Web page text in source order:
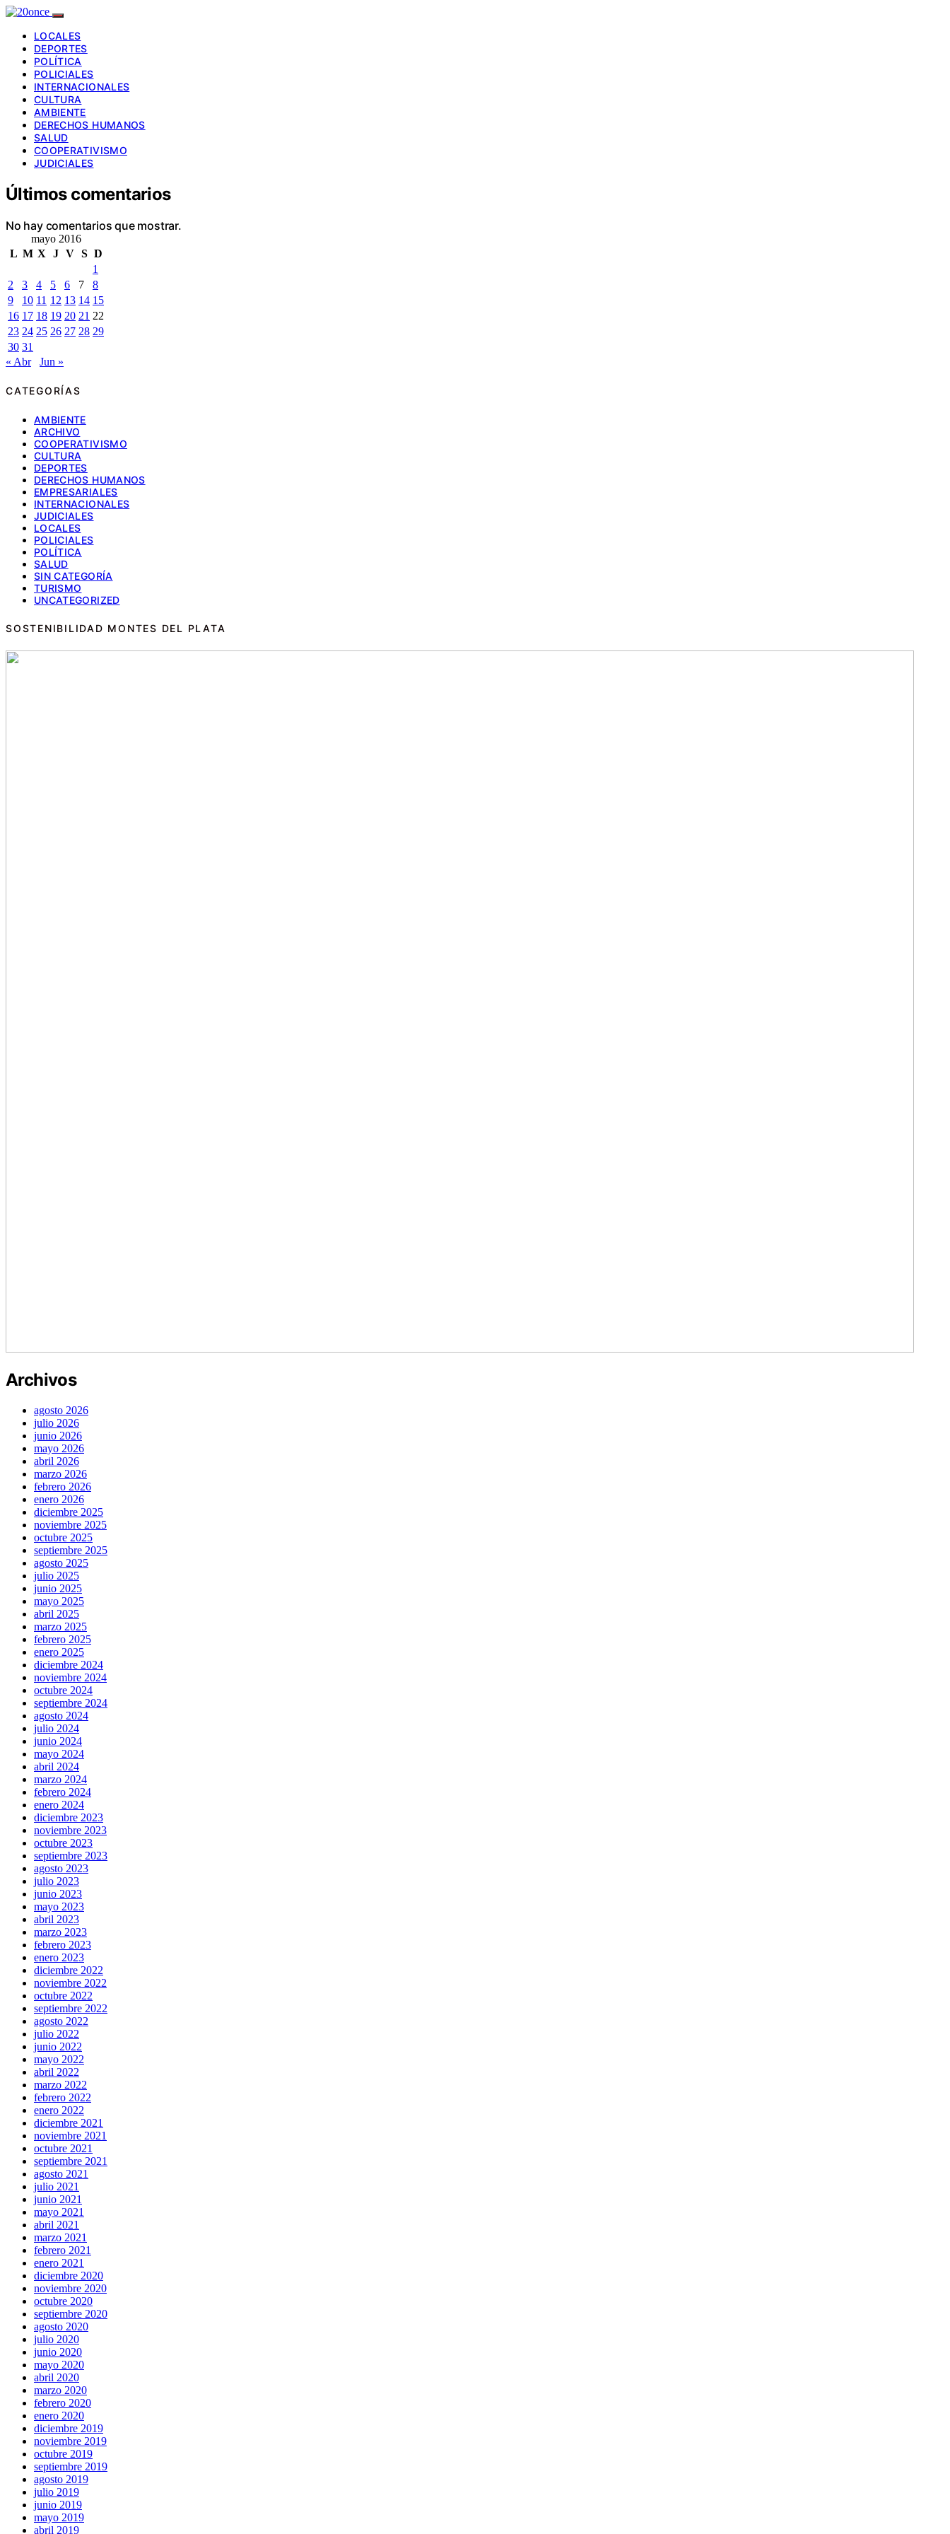
LOCALES
DEPORTES
POLÍTICA
POLICIALES
INTERNACIONALES
CULTURA
AMBIENTE
DERECHOS HUMANOS
SALUD
COOPERATIVISMO
JUDICIALES
Últimos comentarios
No hay comentarios que mostrar.
mayo 2016
L M X J V S D
1
2
3 4 5 6 7
8
9
10 11 12 13 14 15
16 17 18 19 20 21 22
23 24 25 26 27 28 29
30 31
« Abr
Jun »
CATEGORÍAS
AMBIENTE
ARCHIVO
COOPERATIVISMO
CULTURA
DEPORTES
DERECHOS HUMANOS
EMPRESARIALES
INTERNACIONALES
JUDICIALES
LOCALES
POLICIALES
POLÍTICA
SALUD
SIN CATEGORÍA
TURISMO
UNCATEGORIZED
SOSTENIBILIDAD MONTES DEL PLATA
Archivos
agosto 2026
julio 2026
junio 2026
mayo 2026
abril 2026
marzo 2026
febrero 2026
enero 2026
diciembre 2025
noviembre 2025
octubre 2025
septiembre 2025
agosto 2025
julio 2025
junio 2025
mayo 2025
abril 2025
marzo 2025
febrero 2025
enero 2025
diciembre 2024
noviembre 2024
octubre 2024
septiembre 2024
agosto 2024
julio 2024
junio 2024
mayo 2024
abril 2024
marzo 2024
febrero 2024
enero 2024
diciembre 2023
noviembre 2023
octubre 2023
septiembre 2023
agosto 2023
julio 2023
junio 2023
mayo 2023
abril 2023
marzo 2023
febrero 2023
enero 2023
diciembre 2022
noviembre 2022
octubre 2022
septiembre 2022
agosto 2022
julio 2022
junio 2022
mayo 2022
abril 2022
marzo 2022
febrero 2022
enero 2022
diciembre 2021
noviembre 2021
octubre 2021
septiembre 2021
agosto 2021
julio 2021
junio 2021
mayo 2021
abril 2021
marzo 2021
febrero 2021
enero 2021
diciembre 2020
noviembre 2020
octubre 2020
septiembre 2020
agosto 2020
julio 2020
junio 2020
mayo 2020
abril 2020
marzo 2020
febrero 2020
enero 2020
diciembre 2019
noviembre 2019
octubre 2019
septiembre 2019
agosto 2019
julio 2019
junio 2019
mayo 2019
abril 2019